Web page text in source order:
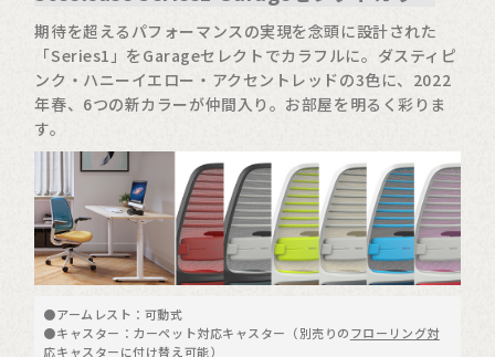
期待を超えるパフォーマンスの実現を念頭に設計された
「Series1」をGarageセレクトでカラフルに。ダスティピ
ンク・ハニーイエロー・アクセントレッドの3色に、2022
年春、6つの新カラーが仲間入り。お部屋を明るく彩りま
す。
●アームレスト：可動式
●キャスター：カーペット対応キャスター（別売りのフローリング対
応キャスターに付け替え可能）